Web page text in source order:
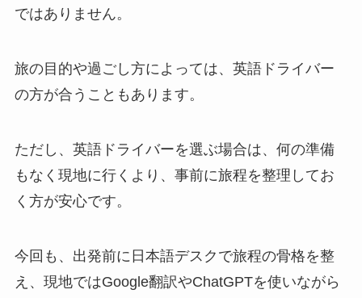
ではありません。
旅の目的や過ごし方によっては、英語ドライバー
の方が合うこともあります。
ただし、英語ドライバーを選ぶ場合は、何の準備
もなく現地に行くより、事前に旅程を整理してお
く方が安心です。
今回も、出発前に日本語デスクで旅程の骨格を整
え、現地ではGoogle翻訳やChatGPTを使いながら